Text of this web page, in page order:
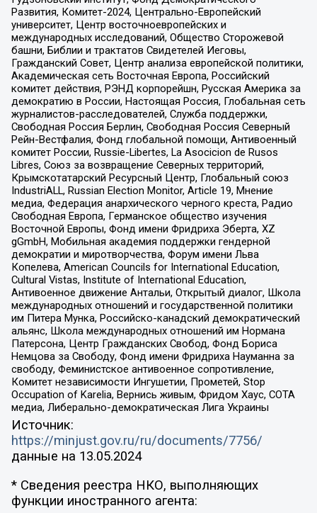
Развития, Комитет-2024, Центрально-Европейский
университет, Центр восточноевропейских и
международных исследований, Общество Сторожевой
башни, Библии и трактатов Свидетелей Иеговы,
Гражданский Совет, Центр анализа европейской политики,
Академическая сеть Восточная Европа, Российский
комитет действия, РЭНД корпорейшн, Русская Америка за
демократию в России, Настоящая Россия, Глобальная сеть
журналистов-расследователей, Служба поддержки,
Свободная Россия Берлин, Свободная Россия Северный
Рейн-Вестфалия, Фонд глобальной помощи, Антивоенный
комитет России, Russie-Libertes, La Asocicion de Rusos
Libres, Союз за возвращение Северных территорий,
Крымскотатарский Ресурсный Центр, Глобальный союз
IndustriALL, Russian Election Monitor, Article 19, Мнение
медиа, Федерация анархического черного креста, Радио
Свободная Европа, Германское общество изучения
Восточной Европы, Фонд имени Фридриха Эберта, XZ
gGmbH, Мобильная академия поддержки гендерной
демократии и миротворчества, Форум имени Льва
Копелева, American Councils for International Education,
Cultural Vistas, Institute of International Education,
Антивоенное движение Антальи, Открытый диалог, Школа
международных отношений и государственной политики
им Питера Мунка, Российско-канадский демократический
альянс, Школа международных отношений им Нормана
Патерсона, Центр Гражданских Свобод, Фонд Бориса
Немцова за Свободу, Фонд имени Фридриха Науманна за
свободу, Феминистское антивоенное сопротивление,
Комитет независимости Ингушетии, Прометей, Stop
Occupation of Karelia, Вернись живым, Фридом Хаус, СОТА
медиа, Либерально-демократическая Лига Украины
Источник:
https://minjust.gov.ru/ru/documents/7756/
данные на 13.05.2024
* Сведения реестра НКО, выполняющих
функции иностранного агента: